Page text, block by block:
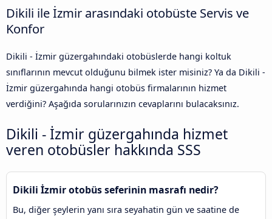
Dikili ile İzmir arasındaki otobüste Servis ve
Konfor
Dikili - İzmir güzergahındaki otobüslerde hangi koltuk
sınıflarının mevcut olduğunu bilmek ister misiniz? Ya da Dikili -
İzmir güzergahında hangi otobüs firmalarının hizmet
verdiğini? Aşağıda sorularınızın cevaplarını bulacaksınız.
Dikili - İzmir güzergahında hizmet
veren otobüsler hakkında SSS
Dikili İzmir otobüs seferinin masrafı nedir?
Bu, diğer şeylerin yanı sıra seyahatin gün ve saatine de